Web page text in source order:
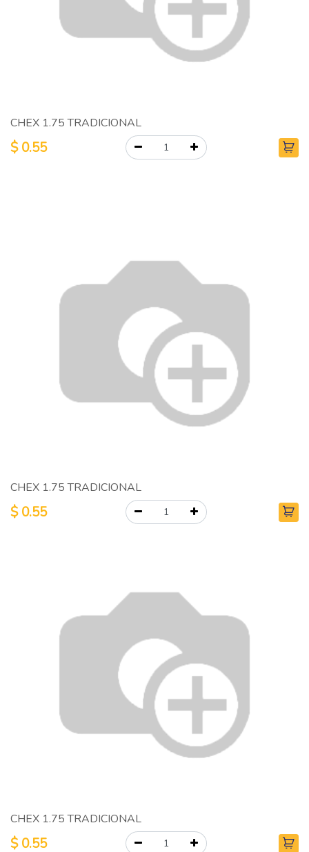
CHEX 1.75 TRADICIONAL
$0.55
CHEX 1.75 TRADICIONAL
$0.55
CHEX 1.75 TRADICIONAL
$0.55